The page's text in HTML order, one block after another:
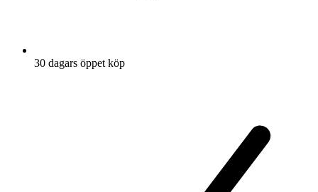
30 dagars öppet köp